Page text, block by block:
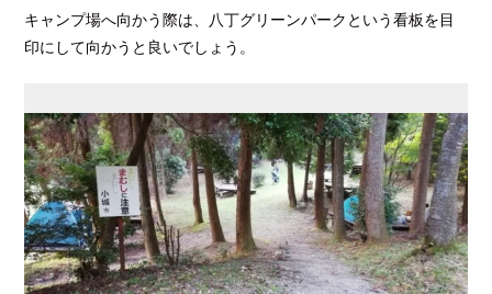
キャンプ場へ向かう際は、八丁グリーンパークという看板を目
印にして向かうと良いでしょう。